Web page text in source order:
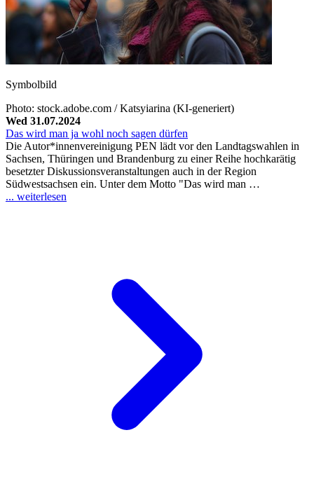
Symbolbild
Photo: stock.adobe.com / Katsyiarina (KI-generiert)
Wed 31.07.2024
Das wird man ja wohl noch sagen dürfen
Die Autor*innenvereinigung PEN lädt vor den Landtagswahlen in
Sachsen, Thüringen und Brandenburg zu einer Reihe hochkarätig
besetzter Diskussionsveranstaltungen auch in der Region
Südwestsachsen ein. Unter dem Motto "Das wird man …
... weiterlesen